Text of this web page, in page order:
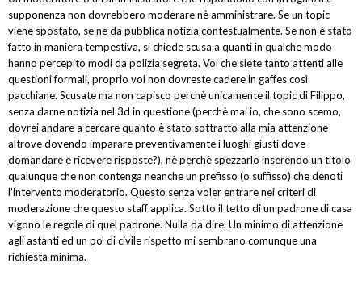
supponenza non dovrebbero moderare nè amministrare. Se un topic
viene spostato, se ne da pubblica notizia contestualmente. Se non è stato
fatto in maniera tempestiva, si chiede scusa a quanti in qualche modo
hanno percepito modi da polizia segreta. Voi che siete tanto attenti alle
questioni formali, proprio voi non dovreste cadere in gaffes così
pacchiane. Scusate ma non capisco perchè unicamente il topic di Filippo,
senza darne notizia nel 3d in questione (perchè mai io, che sono scemo,
dovrei andare a cercare quanto è stato sottratto alla mia attenzione
altrove dovendo imparare preventivamente i luoghi giusti dove
domandare e ricevere risposte?), nè perchè spezzarlo inserendo un titolo
qualunque che non contenga neanche un prefisso (o suffisso) che denoti
l'intervento moderatorio. Questo senza voler entrare nei criteri di
moderazione che questo staff applica. Sotto il tetto di un padrone di casa
vigono le regole di quel padrone. Nulla da dire. Un minimo di attenzione
agli astanti ed un po' di civile rispetto mi sembrano comunque una
richiesta minima.